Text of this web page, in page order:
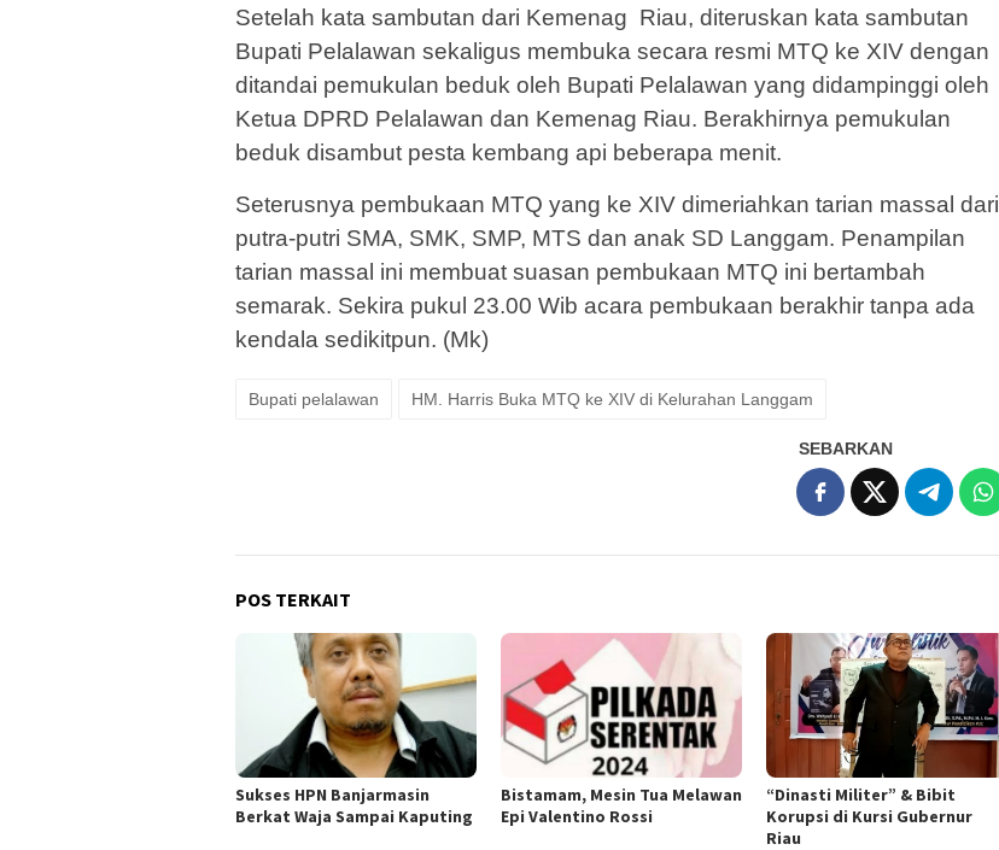
Setelah kata sambutan dari Kemenag Riau, diteruskan kata sambutan
Bupati Pelalawan sekaligus membuka secara resmi MTQ ke XIV dengan
ditandai pemukulan beduk oleh Bupati Pelalawan yang didampinggi oleh
Ketua DPRD Pelalawan dan Kemenag Riau. Berakhirnya pemukulan
beduk disambut pesta kembang api beberapa menit.
Seterusnya pembukaan MTQ yang ke XIV dimeriahkan tarian massal dari
putra-putri SMA, SMK, SMP, MTS dan anak SD Langgam. Penampilan
tarian massal ini membuat suasan pembukaan MTQ ini bertambah
semarak. Sekira pukul 23.00 Wib acara pembukaan berakhir tanpa ada
kendala sedikitpun. (Mk)
Bupati pelalawan HM. Harris Buka MTQ ke XIV di Kelurahan Langgam
SEBARKAN
POS TERKAIT
Sukses HPN Banjarmasin
Berkat Waja Sampai Kaputing
Bistamam, Mesin Tua Melawan
Epi Valentino Rossi
“Dinasti Militer” & Bibit
Korupsi di Kursi Gubernur
Riau